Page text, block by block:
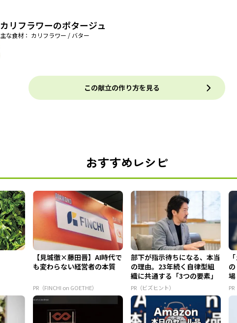
カリフラワーのポタージュ
主な食材： カリフラワー / バター
この献立の作り方を見る
おすすめレシピ
【見城徹×藤田晋】AI時代で
も変わらない経営者の本質
PR（FINCHI on GOETHE）
部下が指示待ちになる、本当
の理由。23年続く自律型組
織に共通する「3つの要素」
PR（ビズヒント）